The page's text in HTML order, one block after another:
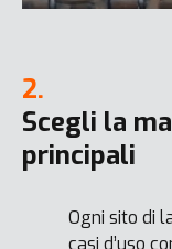
2.
Scegli la
principali
Ogni sito di
casi d’uso